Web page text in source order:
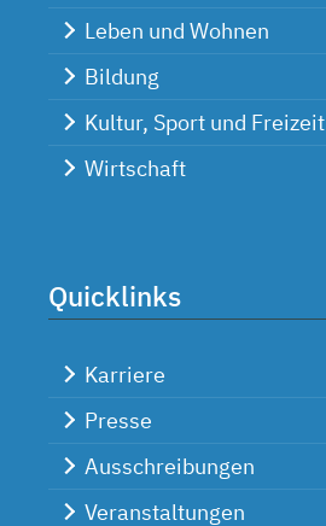
Leben und Wohnen
Bildung
Kultur, Sport und Freizeit
Wirtschaft
Quicklinks
Karriere
Presse
Ausschreibungen
Veranstaltungen